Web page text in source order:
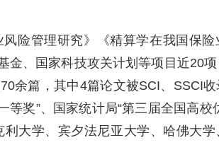
险管理研究》《精算学在我国保险
金、国家科技攻关计划等项目近20
余篇，其中4篇论文被SCI、SSCI
奖”、国家统计局“第三届全国高校
大学、宾夕法尼亚大学、哈佛大学